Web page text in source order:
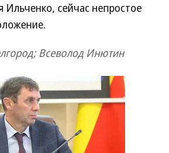
Ильченко, сейчас непростое
Всеволод Инютин